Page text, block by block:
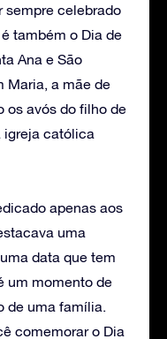
sempre celebrado
também o Dia de
Ana e São
Maria, a mãe de
os avós do filho de
igreja católica
apenas aos
uma
data que tem
um momento de
de uma família.
comemorar o Dia